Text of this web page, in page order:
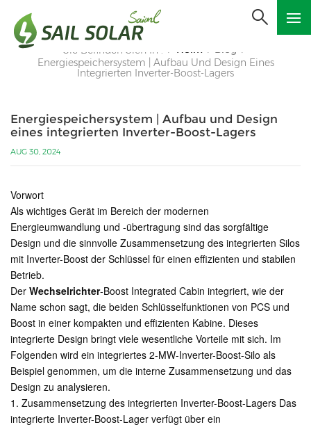
Sie Befinden Sich In : Heim Blog
Energiespeichersystem | Aufbau Und Design Eines
Integrierten Inverter-Boost-Lagers
Energiespeichersystem | Aufbau und Design
eines integrierten Inverter-Boost-Lagers
AUG 30, 2024
Vorwort
Als wichtiges Gerät im Bereich der modernen
Energieumwandlung und -übertragung sind das sorgfältige
Design und die sinnvolle Zusammensetzung des integrierten Silos
mit Inverter-Boost der Schlüssel für einen effizienten und stabilen
Betrieb.
Der Wechselrichter-Boost Integrated Cabin integriert, wie der
Name schon sagt, die beiden Schlüsselfunktionen von PCS und
Boost in einer kompakten und effizienten Kabine. Dieses
integrierte Design bringt viele wesentliche Vorteile mit sich. Im
Folgenden wird ein integriertes 2-MW-Inverter-Boost-Silo als
Beispiel genommen, um die interne Zusammensetzung und das
Design zu analysieren.
1. Zusammensetzung des integrierten Inverter-Boost-Lagers Das
integrierte Inverter-Boost-Lager verfügt über ein